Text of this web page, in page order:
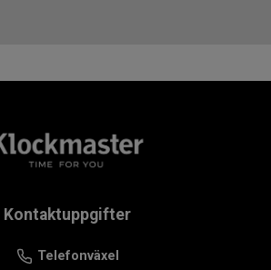
som står emot slitage och
finish
Kontaktuppgifter
Telefonväxel